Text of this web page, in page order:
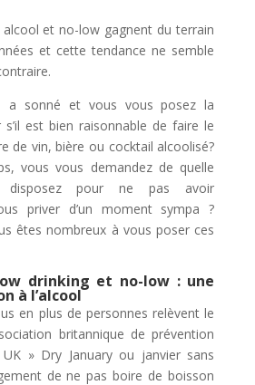
et no-low gagnent du terrain
et cette tendance ne semble
a sonné et vous vous posez la
est bien raisonnable de faire le
de vin, bière ou cocktail alcoolisé?
vous vous demandez de quelle
disposez pour ne pas avoir
priver d’un moment sympa ?
êtes nombreux à vous poser ces
drinking et no-low : une
à l’alcool
en plus de personnes relèvent le
britannique de prévention
» Dry January ou janvier sans
de ne pas boire de boisson